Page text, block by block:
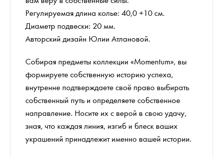
Регулируемая длина колье: 40,0 +10 см.
Диаметр подвески: 20 мм.
Авторский дизайн Юлии Атлановой.
Собирая предметы коллекции «Momentum», вы
формируете собственную историю успеха,
внутренне подтверждаете своё право выбирать
собственный путь и определяете собственное
направление. Носите их с верой в свою удачу,
зная, что каждая линия, изгиб и блеск ваших
украшений принадлежит именно вашей истории.